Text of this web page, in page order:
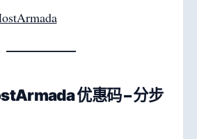
优惠码 – 分步